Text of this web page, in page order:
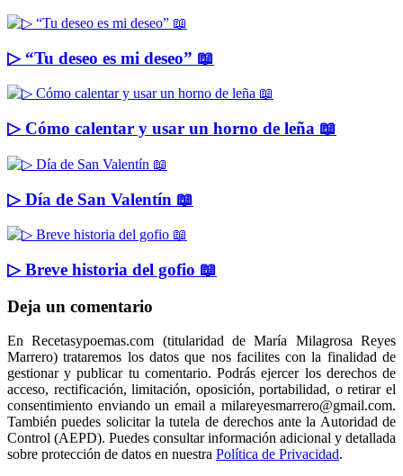
▷ “Tu deseo es mi deseo” 📖
▷ Cómo calentar y usar un horno de leña 📖
▷ Día de San Valentín 📖
▷ Breve historia del gofio 📖
Deja un comentario
En Recetasypoemas.com (titularidad de María Milagrosa Reyes
Marrero) trataremos los datos que nos facilites con la finalidad de
gestionar y publicar tu comentario. Podrás ejercer los derechos de
acceso, rectificación, limitación, oposición, portabilidad, o retirar el
consentimiento enviando un email a milareyesmarrero@gmail.com.
También puedes solicitar la tutela de derechos ante la Autoridad de
Control (AEPD). Puedes consultar información adicional y detallada
sobre protección de datos en nuestra Política de Privacidad.